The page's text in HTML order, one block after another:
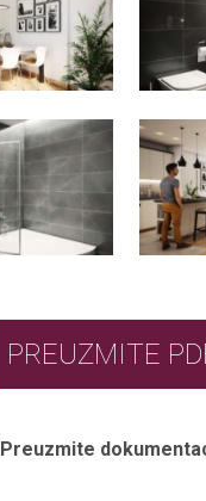
PREUZMITE
Preuzmite